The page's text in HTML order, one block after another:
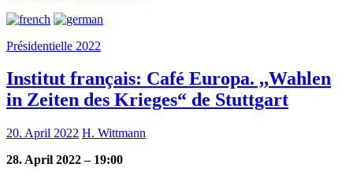
Présidentielle 2022
Institut français: Café Europa. ,,Wahlen
in Zeiten des Krieges“ de Stuttgart
20. April 2022 H. Wittmann
28. April 2022 – 19:00